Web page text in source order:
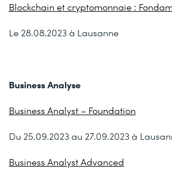
Blockchain et cryptomonnaie :
Le 28.08.2023 à Lausanne
Business Analyse
Business Analyst – Foundation
Du 25.09.2023 au 27.09.2023 à
Business Analyst Advanced